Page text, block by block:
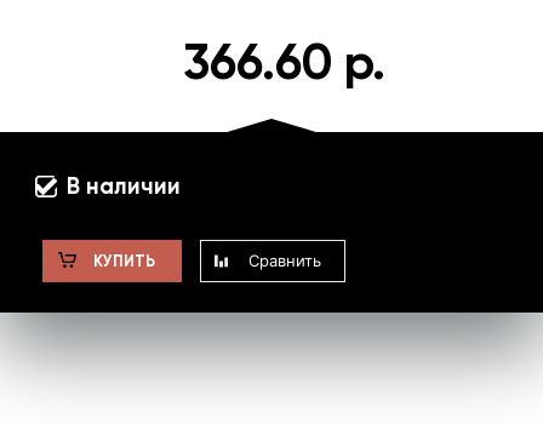
366.60 р.
В наличии
КУПИТЬ Сравнить